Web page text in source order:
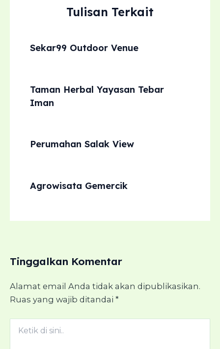
Tulisan Terkait
Sekar99 Outdoor Venue
Taman Herbal Yayasan Tebar
Iman
Perumahan Salak View
Agrowisata Gemercik
Tinggalkan Komentar
Alamat email Anda tidak akan dipublikasikan.
Ruas yang wajib ditandai *